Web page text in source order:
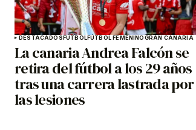
DESTACADOSFÚTBOLFÚTBOL FEMENINOGRAN CANARIA
La canaria Andrea Falcón se
retira del fútbol a los 29 años
tras una carrera lastrada por
las lesiones